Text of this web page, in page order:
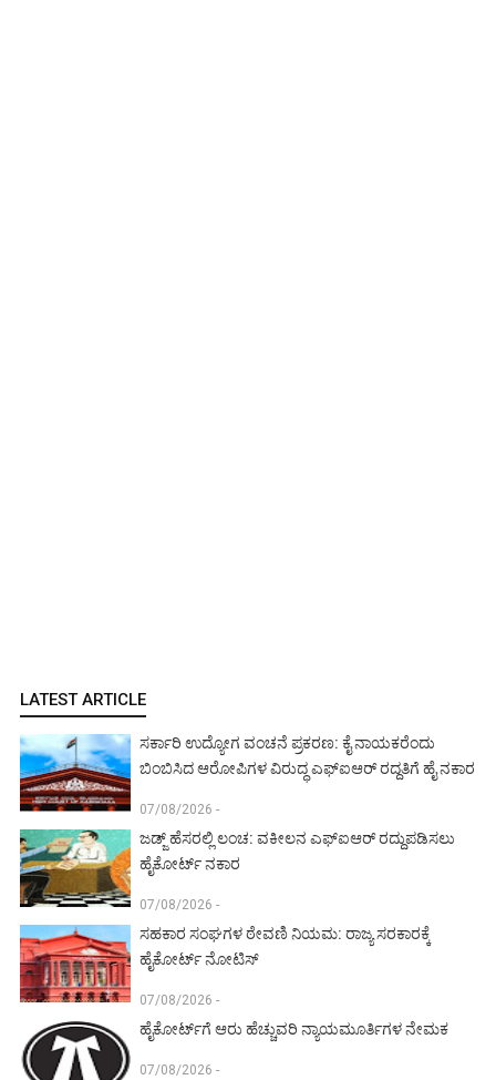
LATEST ARTICLE
ಸರ್ಕಾರಿ ಉದ್ಯೋಗ ವಂಚನೆ ಪ್ರಕರಣ: ಕೈ ನಾಯಕರೆಂದು
ಬಿಂಬಿಸಿದ ಆರೋಪಿಗಳ ವಿರುದ್ಧ ಎಫ್‌ಐಆರ್ ರದ್ದತಿಗೆ ಹೈ ನಕಾರ
07/08/2026 -
ಜಡ್ಜ್ ಹೆಸರಲ್ಲಿ ಲಂಚ: ವಕೀಲನ ಎಫ್‌ಐಆರ್ ರದ್ದುಪಡಿಸಲು
ಹೈಕೋರ್ಟ್ ನಕಾರ
07/08/2026 -
ಸಹಕಾರ ಸಂಘಗಳ ಠೇವಣಿ ನಿಯಮ: ರಾಜ್ಯ ಸರಕಾರಕ್ಕೆ
ಹೈಕೋರ್ಟ್ ನೋಟಿಸ್
07/08/2026 -
ಹೈಕೋರ್ಟ್‌ಗೆ ಆರು ಹೆಚ್ಚುವರಿ ನ್ಯಾಯಮೂರ್ತಿಗಳ ನೇಮಕ
07/08/2026 -